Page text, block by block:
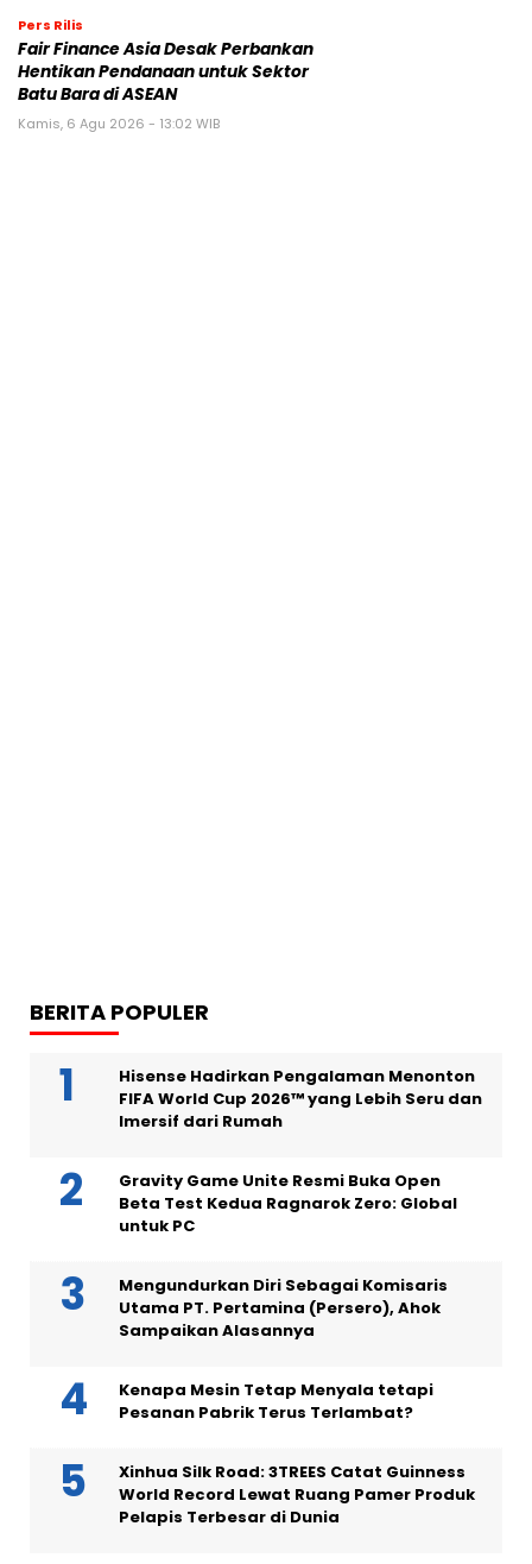
Pers Rilis
Fair Finance Asia Desak Perbankan
Hentikan Pendanaan untuk Sektor
Batu Bara di ASEAN
Kamis, 6 Agu 2026 - 13:02 WIB
BERITA POPULER
Hisense Hadirkan Pengalaman Menonton
FIFA World Cup 2026™ yang Lebih Seru dan
Imersif dari Rumah
Gravity Game Unite Resmi Buka Open
Beta Test Kedua Ragnarok Zero: Global
untuk PC
Mengundurkan Diri Sebagai Komisaris
Utama PT. Pertamina (Persero), Ahok
Sampaikan Alasannya
Kenapa Mesin Tetap Menyala tetapi
Pesanan Pabrik Terus Terlambat?
Xinhua Silk Road: 3TREES Catat Guinness
World Record Lewat Ruang Pamer Produk
Pelapis Terbesar di Dunia